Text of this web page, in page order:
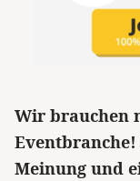
Wir brauchen
Meinung und